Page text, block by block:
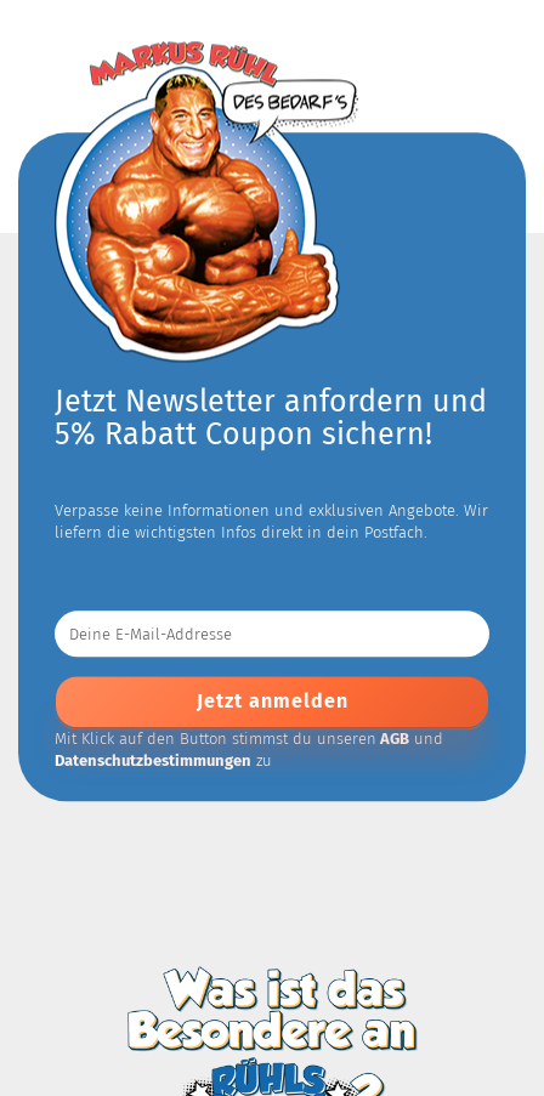
Jetzt Newsletter anfordern und
5% Rabatt Coupon sichern!
Verpasse keine Informationen und exklusiven Angebote. Wir
liefern die wichtigsten Infos direkt in dein Postfach.
Deine
E-
Mail-
Addresse
Mit Klick auf den Button stimmst du unseren AGB und
Datenschutzbestimmungen zu